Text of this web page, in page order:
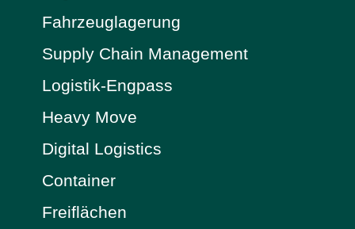
Fahrzeuglagerung
Supply Chain Management
Logistik-Engpass
Heavy Move
Digital Logistics
Container
Freiflächen